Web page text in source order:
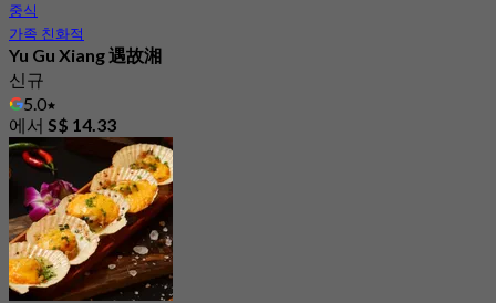
중식
가족 친화적
Yu Gu Xiang 遇故湘
신규
5.0
에서 S$ 14.33